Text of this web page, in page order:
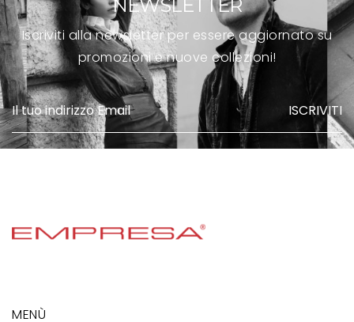
NEWSLETTER
Iscriviti alla newsletter per essere aggiornato su
promozioni e nuove collezioni!
ISCRIVITI
MENÙ